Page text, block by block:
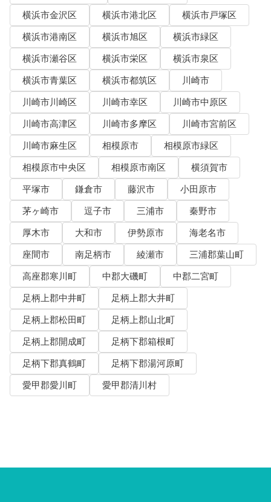
横浜市金沢区
横浜市港北区
横浜市戸塚区
横浜市港南区
横浜市旭区
横浜市緑区
横浜市瀬谷区
横浜市栄区
横浜市泉区
横浜市青葉区
横浜市都筑区
川崎市
川崎市川崎区
川崎市幸区
川崎市中原区
川崎市高津区
川崎市多摩区
川崎市宮前区
川崎市麻生区
相模原市
相模原市緑区
相模原市中央区
相模原市南区
横須賀市
平塚市
鎌倉市 藤沢市
小田原市
茅ヶ崎市
逗子市 三浦市
秦野市
厚木市
大和市 伊勢原市
海老名市
座間市
南足柄市 綾瀬市
三浦郡葉山町
高座郡寒川町
中郡大磯町
中郡二宮町
足柄上郡中井町
足柄上郡大井町
足柄上郡松田町
足柄上郡山北町
足柄上郡開成町
足柄下郡箱根町
足柄下郡真鶴町
足柄下郡湯河原町
愛甲郡愛川町
愛甲郡清川村